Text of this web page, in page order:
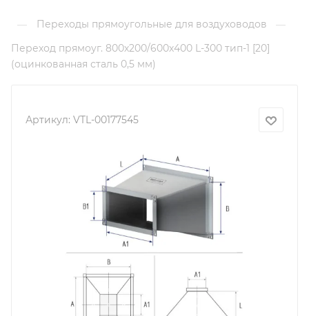
— Переходы прямоугольные для воздуховодов
—
Переход прямоуг. 800х200/600х400 L-300 тип-1 [20]
(оцинкованная сталь 0,5 мм)
Артикул: VTL-00177545